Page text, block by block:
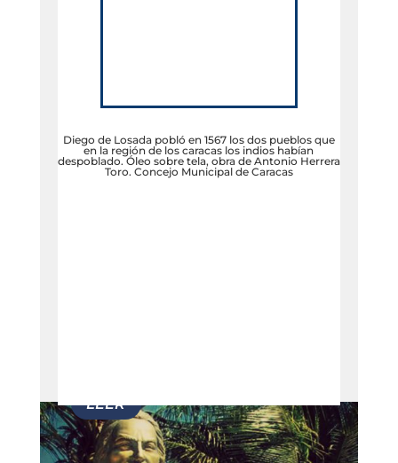
Diego de Losada pobló en 1567 los dos pueblos que
en la región de los caracas los indios habían
despoblado. Óleo sobre tela, obra de Antonio Herrera
Toro. Concejo Municipal de Caracas